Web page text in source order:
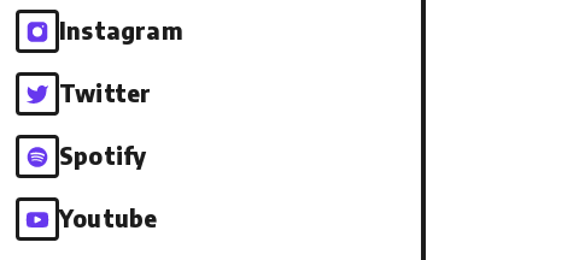
Instagram
Twitter
Spotify
Youtube